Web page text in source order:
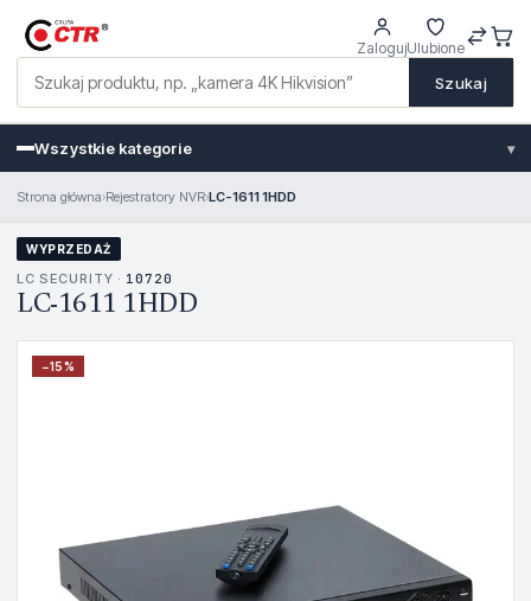
Szukaj
ZalogujUlubione
Wszystkie kategorie ▾
Strona główna›Rejestratory NVR›LC-1611 1HDD
WYPRZEDAŻ
LC SECURITY · 10720
LC-1611 1HDD
−15%